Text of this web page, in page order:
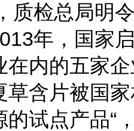
质检总局明
年，国家
在内的五家
含片被国
试点产品“